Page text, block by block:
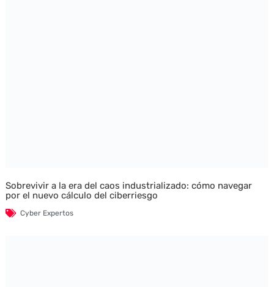
Sobrevivir a la era del caos industrializado: cómo navegar
por el nuevo cálculo del ciberriesgo
Cyber Expertos